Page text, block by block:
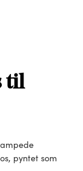
til
pyntet som